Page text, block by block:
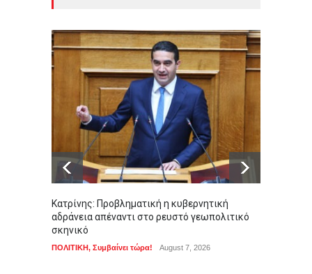
Κατρίνης: Προβληματική η κυβερνητική
αδράνεια απέναντι στο ρευστό γεωπολιτικό
σκηνικό
ΠΟΛΙΤΙΚΗ, Συμβαίνει τώρα! August 7, 2026